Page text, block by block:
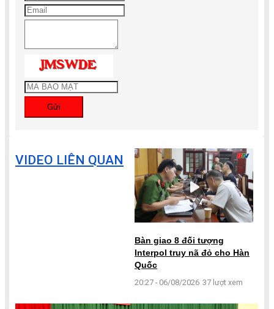
Gửi
VIDEO LIÊN QUAN
Bàn giao 8 đối tượng
Interpol truy nã đỏ cho Hàn
Quốc
20:27 - 06/08/2026 37 lượt xem